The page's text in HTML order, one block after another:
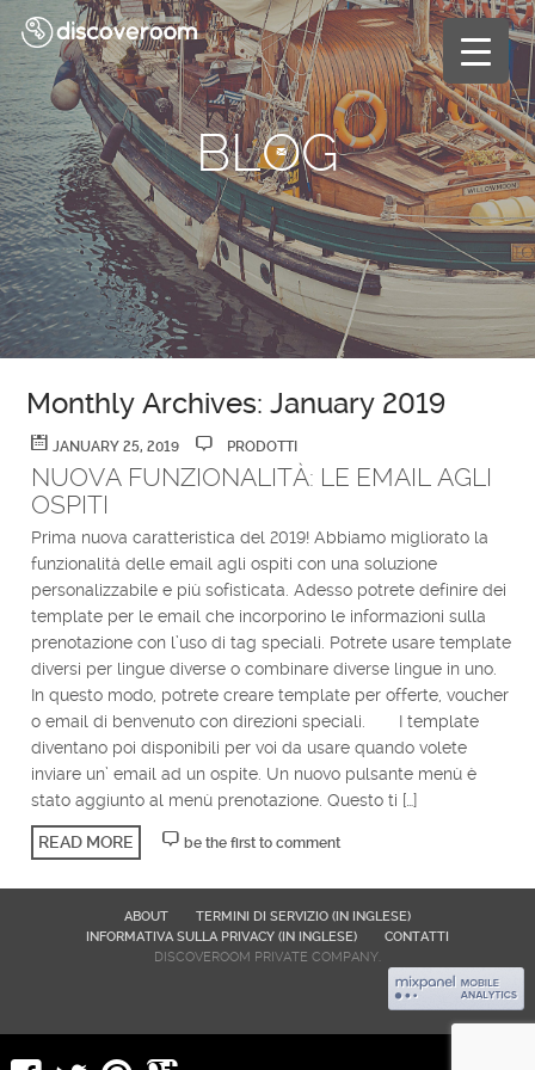
BL G
Monthly Archives: January 2019
JANUARY 25, 2019 PRODOTTI
NUOVA FUNZIONALITÀ: LE EMAIL AGLI
OSPITI
Prima nuova caratteristica del 2019! Abbiamo migliorato la
funzionalità delle email agli ospiti con una soluzione
personalizzabile e più sofisticata. Adesso potrete definire dei
template per le email che incorporino le informazioni sulla
prenotazione con l’uso di tag speciali. Potrete usare template
diversi per lingue diverse o combinare diverse lingue in uno.
In questo modo, potrete creare template per offerte, voucher
o email di benvenuto con direzioni speciali. I template
diventano poi disponibili per voi da usare quando volete
inviare un’ email ad un ospite. Un nuovo pulsante menù è
stato aggiunto al menù prenotazione. Questo ti […]
READ MORE be the first to comment
ABOUT
TERMINI DI SERVIZIO (IN INGLESE)
INFORMATIVA SULLA PRIVACY (IN INGLESE)
CONTATTI
DISCOVEROOM PRIVATE COMPANY.